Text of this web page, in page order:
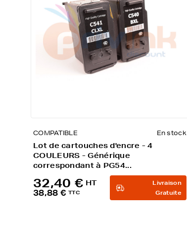
COMPATIBLE En stock
Lot de cartouches d'encre - 4
COULEURS - Générique
correspondant à PG54...
32,40 € HT
38,88 € TTC
Livraison
Gratuite